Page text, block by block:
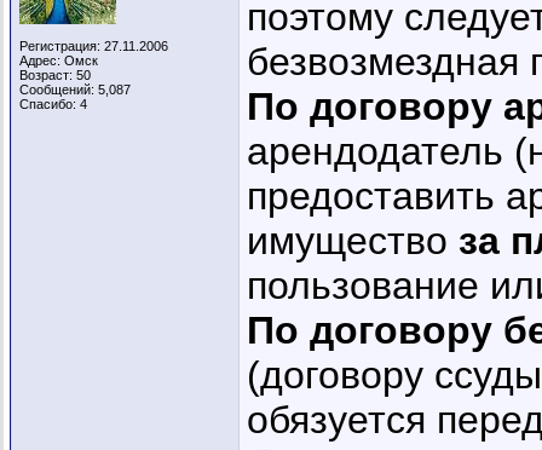
Регистрация: 27.11.2006
Адрес: Омск
Возраст: 50
Сообщений: 5,087
Спасибо: 4
поэтому
безвозмездная
По договору
арендодатель
предоставить
имущество за
пользование
По договору
(договору
обязуется